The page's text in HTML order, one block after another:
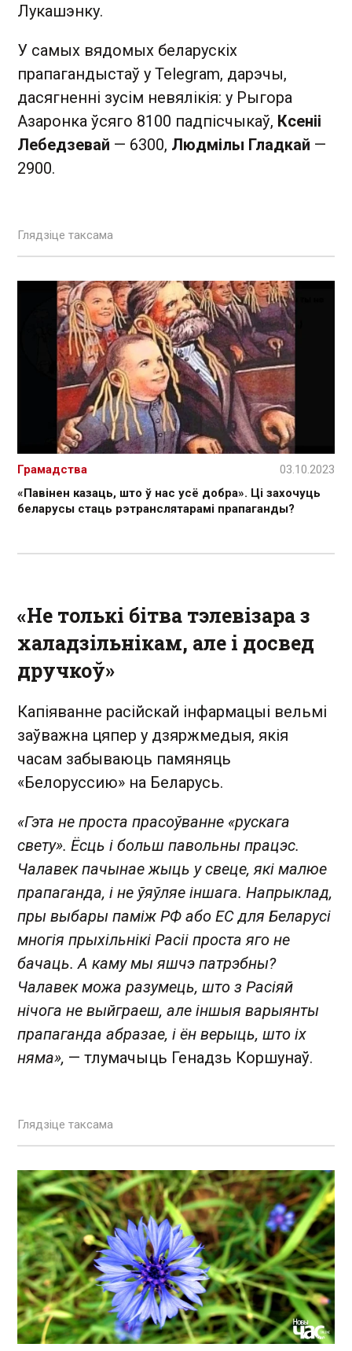
Лукашэнку.
У самых вядомых беларускіх
прапагандыстаў у Telegram, дарэчы,
дасягненні зусім невялікія: у Рыгора
Азаронка ўсяго 8100 падпісчыкаў, Ксеніі
Лебедзевай — 6300, Людмілы Гладкай —
2900.
Глядзіце таксама
«Павінен казаць, што ў нас усё добра». Ці захочуць
беларусы стаць рэтранслятарамі прапаганды?
Грамадства 03.10.2023
«Не толькі бітва тэлевізара з
халадзільнікам, але і досвед
дручкоў»
Капіяванне расійскай інфармацыі вельмі
заўважна цяпер у дзяржмедыя, якія
часам забываюць памяняць
«Белоруссию» на Беларусь.
«Гэта не проста прасоўванне «рускага
свету». Ёсць і больш павольны працэс.
Чалавек пачынае жыць у свеце, які малюе
прапаганда, і не ўяўляе іншага. Напрыклад,
пры выбары паміж РФ або ЕС для Беларусі
многія прыхільнікі Расіі проста яго не
бачаць. А каму мы яшчэ патрэбны?
Чалавек можа разумець, што з Расіяй
нічога не выйграеш, але іншыя варыянты
прапаганда абразае, і ён верыць, што іх
няма», — тлумачыць Генадзь Коршунаў.
Глядзіце таксама